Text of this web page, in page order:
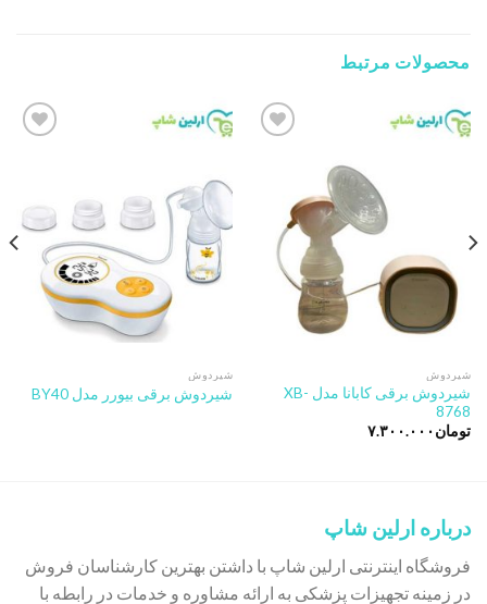
محصولات مرتبط
شیردوش
شیردوش برقی کابانا مدل XB-
8768
تومان ۷.۳۰۰.۰۰۰
wishlist
شیردوش
شیردوش برقی بیورر مدل BY40
درباره ارلین شاپ
فروشگاه اینترنتی ارلین شاپ با داشتن بهترین کارشناسان فروش
در زمینه تجهیزات پزشکی به ارائه مشاوره و خدمات در رابطه با